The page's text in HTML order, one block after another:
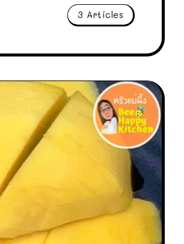
3 Articles